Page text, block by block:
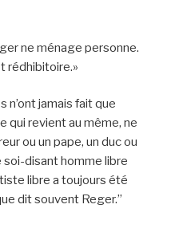
ne ménage personne.
rédhibitoire.»
n’ont jamais fait que
qui revient au même, ne
ou un pape, un duc ou
soi-disant homme libre
libre a toujours été
dit souvent Reger.”